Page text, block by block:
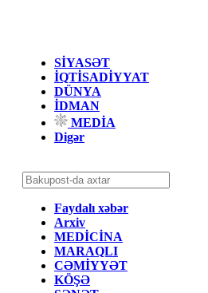
SİYASƏT
İQTİSADİYYAT
DÜNYA
İDMAN
MEDİA
Digər
Faydalı xəbər
Arxiv
MEDİCİNA
MARAQLI
CƏMİYYƏT
KÖŞƏ